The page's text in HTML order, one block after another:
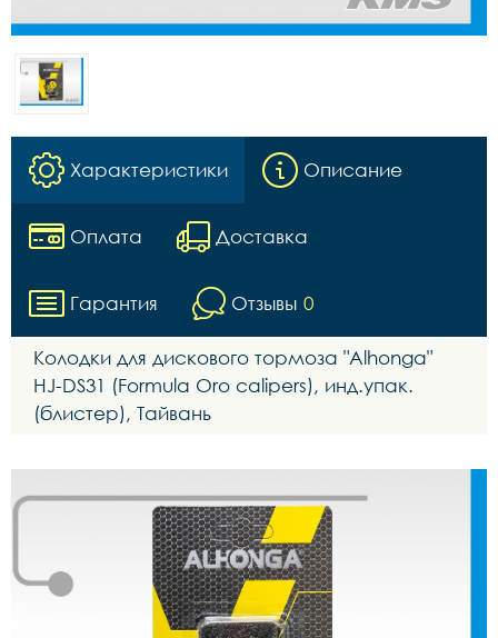
Характеристики Описание
Оплата Доставка
Гарантия Отзывы 0
Колодки для дискового тормоза "Alhonga"
HJ-DS31 (Formula Oro calipers), инд.упак.
(блистер), Тайвань